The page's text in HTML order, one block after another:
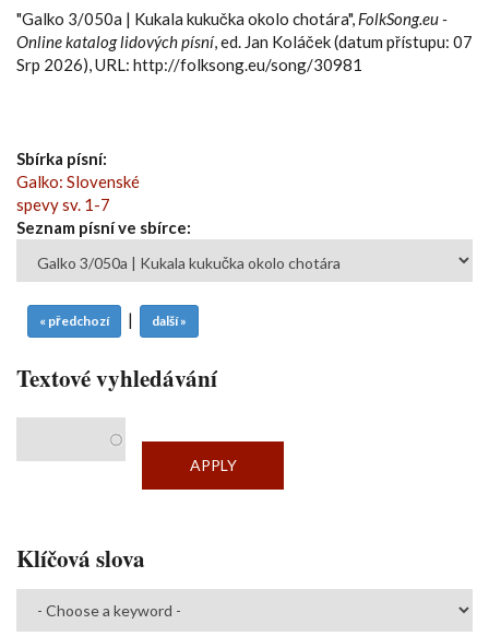
"Galko 3/050a | Kukala kukučka okolo chotára", FolkSong.eu -
Online katalog lidových písní, ed. Jan Koláček (datum přístupu: 07
Srp 2026), URL: http://folksong.eu/song/30981
Sbírka písní:
Galko: Slovenské
spevy sv. 1-7
Seznam písní ve sbírce:
« předchozí | další »
Textové vyhledávání
Klíčová slova